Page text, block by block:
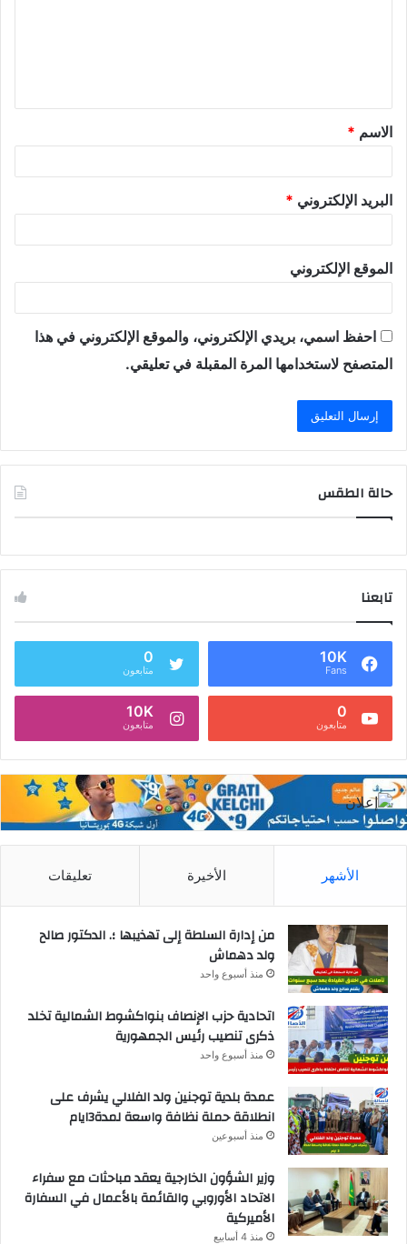
ق
*
الاسم *
البريد الإلكتروني *
الموقع الإلكتروني
احفظ اسمي، بريدي الإلكتروني، والموقع الإلكتروني في هذا
المتصفح لاستخدامها المرة المقبلة في تعليقي.
حالة الطقس
تابعنا
10K
Fans
0
متابعون
0
متابعون
10K
متابعون
الأشهر الأخيرة تعليقات
من إدارة السلطة إلى تهذيبها ؛. الدكتور صالح
ولد دهماش
منذ أسبوع واحد
اتحادية حزب الإنصاف بنواكشوط الشمالية تخلد
ذكرى تنصيب رئيس الجمهورية
منذ أسبوع واحد
عمدة بلدية توجنين ولد الفلالي يشرف على
انطلاقة حملة نظافة واسعة لمدة3ايام
منذ أسبوعين
وزير الشؤون الخارجية يعقد مباحثات مع سفراء
الاتحاد الأوروبي والقائمة بالأعمال في السفارة
الأميركية
منذ 4 أسابيع